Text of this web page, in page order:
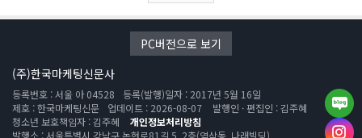
PC버전으로 보기
(주)한국마케팅신문사
등록번호 : 서울 아 04528
등록(발행)일자 : 2017년 5월 16일
제호 : 한국마케팅신문
업데이트 : 2026-08-07
발행인 · 편집인 : 김주혜
청소년 보호책임자 : 김주혜
개인정보처리방침
발행소 : 서울특별시 강남구 논현로81길 5, 2층(역삼동, 나래빌딩)